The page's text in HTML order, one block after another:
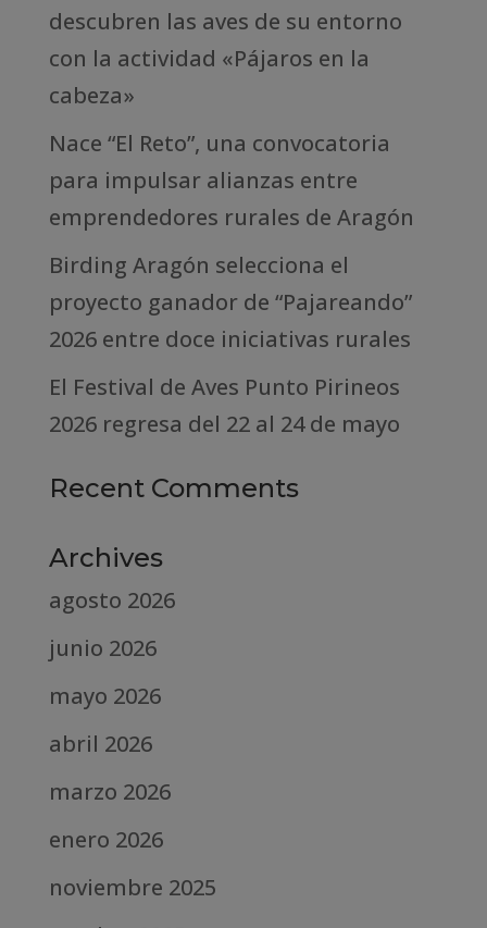
descubren las aves de su entorno
con la actividad «Pájaros en la
cabeza»
Nace “El Reto”, una convocatoria
para impulsar alianzas entre
emprendedores rurales de Aragón
Birding Aragón selecciona el
proyecto ganador de “Pajareando”
2026 entre doce iniciativas rurales
El Festival de Aves Punto Pirineos
2026 regresa del 22 al 24 de mayo
Recent Comments
Archives
agosto 2026
junio 2026
mayo 2026
abril 2026
marzo 2026
enero 2026
noviembre 2025